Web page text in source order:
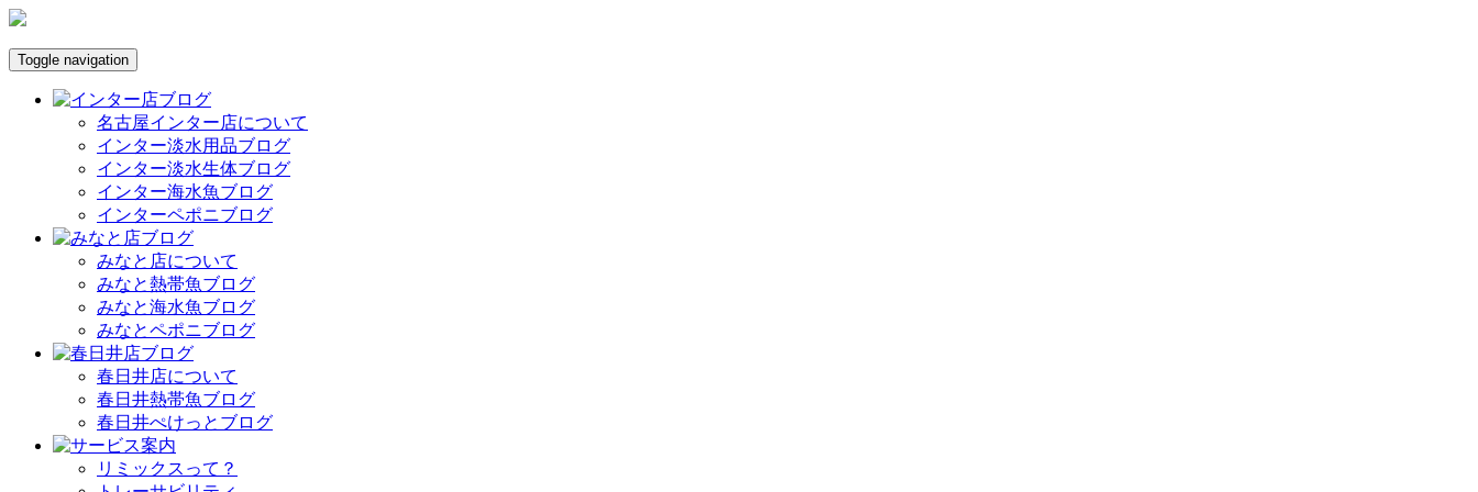
Toggle navigation
名古屋インター店について
インター淡水用品ブログ
インター淡水生体ブログ
インター海水魚ブログ
インターペポニブログ
みなと店について
みなと熱帯魚ブログ
みなと海水魚ブログ
みなとペポニブログ
春日井店について
春日井熱帯魚ブログ
春日井ぺけっとブログ
リミックスって？